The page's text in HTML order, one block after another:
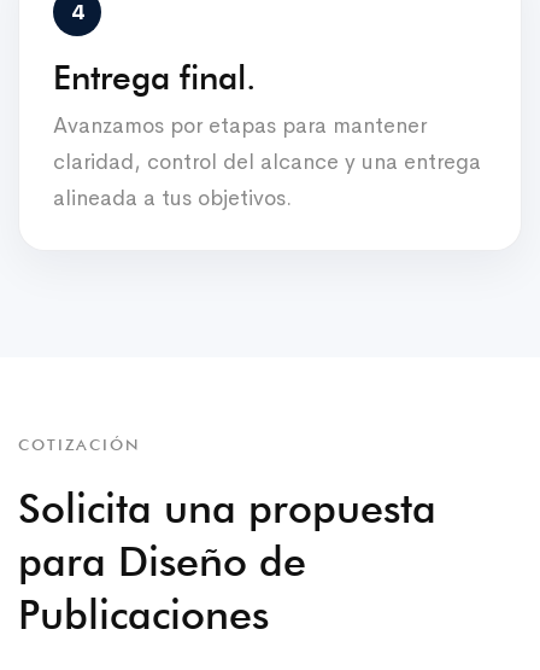
Entrega final.
Avanzamos por etapas para mantener
claridad, control del alcance y una entrega
alineada a tus objetivos.
COTIZACIÓN
Solicita una propuesta
para Diseño de
Publicaciones